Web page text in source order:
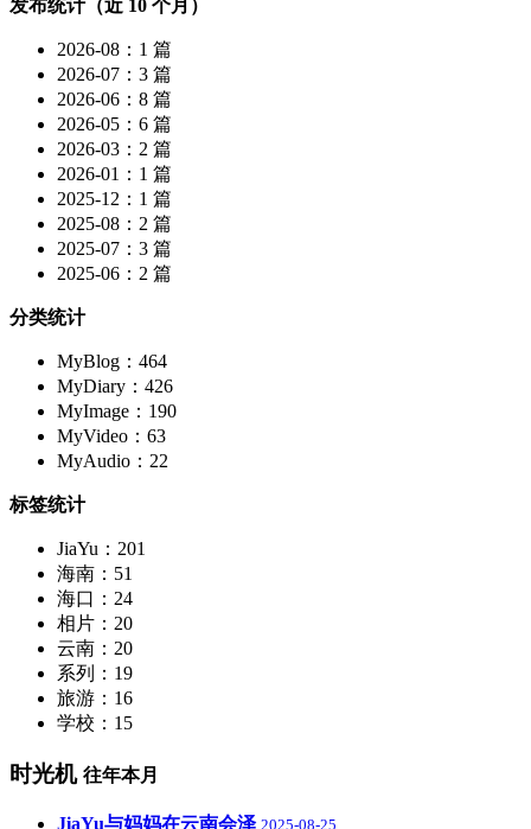
发布统计（近 10 个月）
2026-08：1 篇
2026-07：3 篇
2026-06：8 篇
2026-05：6 篇
2026-03：2 篇
2026-01：1 篇
2025-12：1 篇
2025-08：2 篇
2025-07：3 篇
2025-06：2 篇
分类统计
MyBlog：464
MyDiary：426
MyImage：190
MyVideo：63
MyAudio：22
标签统计
JiaYu：201
海南：51
海口：24
相片：20
云南：20
系列：19
旅游：16
学校：15
时光机 往年本月
JiaYu与妈妈在云南会泽 2025-08-25